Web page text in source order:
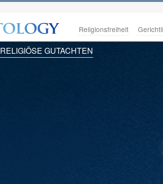
Religionsfreiheit
RELIGIÖSE GUTACHTEN